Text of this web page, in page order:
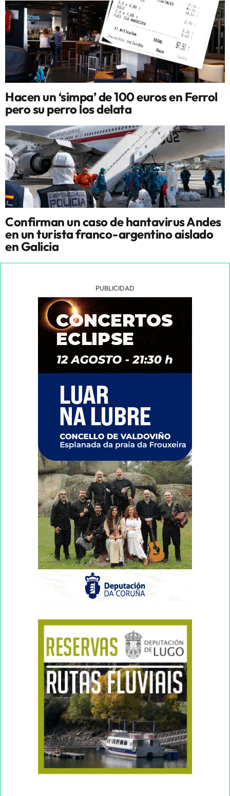
Hacen un ‘simpa’ de 100 euros en Ferrol
pero su perro los delata
Confirman un caso de hantavirus Andes
en un turista franco-argentino aislado
en Galicia
PUBLICIDAD